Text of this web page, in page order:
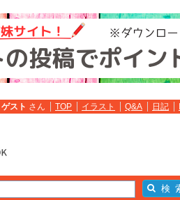
ゲスト さん TOP イラスト Q&A 日記